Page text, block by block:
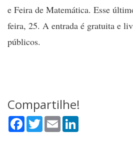
e Feira de Matemática. Esse
feira, 25. A entrada é gratuita e
públicos.
Compartilhe!
Facebook
TwitterEmail